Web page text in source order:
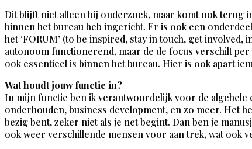
Dit blijft niet alleen bij onderzoek, maar komt ook terug
binnen het bureau heb ingericht. Er is ook een
het ‘FORUM’ (to be inspired, stay in touch, get
autonoom functionerend, maar de de focus verschilt
ook essentieel is binnen het bureau. Hier is ook apart
Wat houdt jouw functie in?
In mijn functie ben ik verantwoordelijk voor de
onderhouden, business development, en zo meer. Het
bezig bent, zeker niet als je net begint. Dan ben je
ook weer verschillende mensen voor aan trek, wat ook